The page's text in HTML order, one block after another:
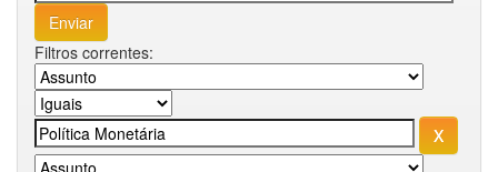
Filtros correntes: